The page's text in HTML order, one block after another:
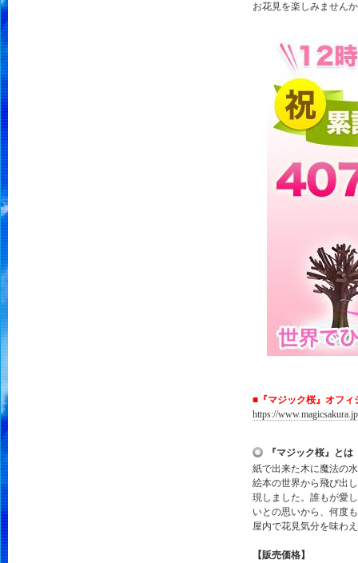
お花見を楽しみません
■ 『マジック桜』 オフィ
https://
『マジック桜』とは
紙で出来た木に魔法の
絵本の世界から飛び出
現しました。誰もが愛
いとの思いから、何度
屋内で花見気分を味わ
【販売価格】